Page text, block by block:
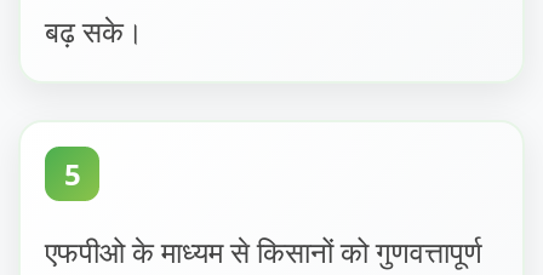
बढ़ सके।
5
एफपीओ के माध्यम से किसानों को गुणवत्तापूर्ण